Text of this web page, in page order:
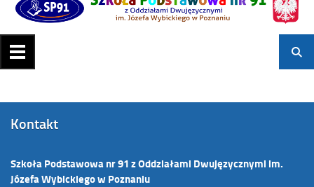
Kontakt
Szkoła Podstawowa nr 91 z Oddziałami Dwujęzycznymi im.
Józefa Wybickiego w Poznaniu